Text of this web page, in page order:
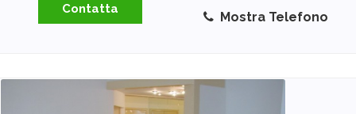
Contatta
Mostra Telefono